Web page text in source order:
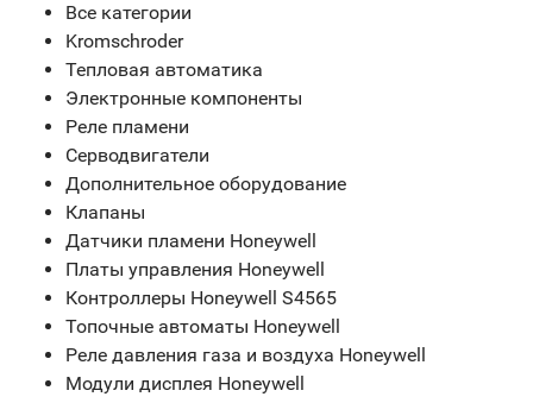
Все категории
Kromschroder
Тепловая автоматика
Электронные компоненты
Реле пламени
Серводвигатели
Дополнительное оборудование
Клапаны
Датчики пламени Honeywell
Платы управления Honeywell
Контроллеры Honeywell S4565
Топочные автоматы Honeywell
Реле давления газа и воздуха Honeywell
Модули дисплея Honeywell